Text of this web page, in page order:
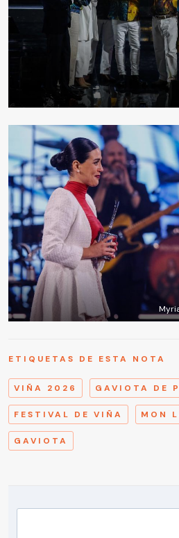
ETIQUETAS DE ESTA NOTA
VIÑA 2026 GAVIOTA DE
FESTIVAL DE VIÑA MON
GAVIOTA